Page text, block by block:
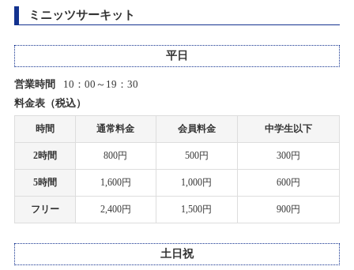
タム・タム上里店、サーキット営業休止のご案内
2020/04/22
札幌店 グランドオープンのお知らせ
2020/04/17
2020/04/07
一部店舗 営業時間変更のお知らせ
各種イベント開催中止に関するご案内
2024サマーセール開催のお知らせ
カテゴリ：セール
お客様感謝祭2024春プレゼント当選発表のお知らせ
2024/05/25(土)
カテゴリ：キャンペーン
お客様感謝祭2024冬開催のお知らせ
2024/05/07(火)～2024/05/20(月)
カテゴリ：キャンペーン
お客様感謝祭2024冬プレゼント当選発表のお知らせ
ミニッツサーキット
平日
営業時間
10：00～19：30
料金表（税込）
時間 通常料金 会員料金 中学生以下
2時間 800円 500円 300円
5時間 1,600円 1,000円 600円
フリー 2,400円 1,500円 900円
土日祝